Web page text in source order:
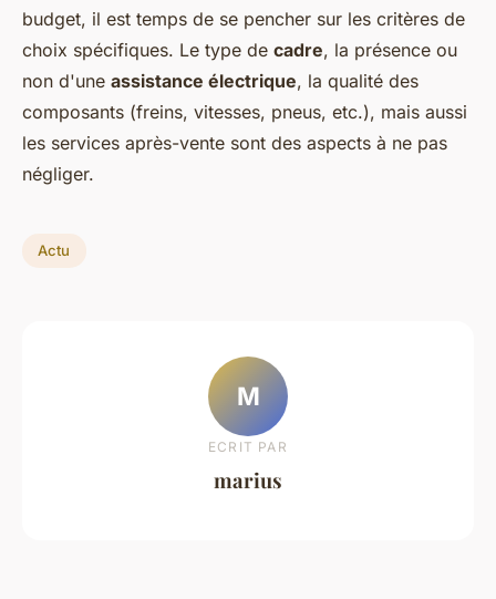
budget, il est temps de se pencher sur les critères de
choix spécifiques. Le type de cadre, la présence ou
non d'une assistance électrique, la qualité des
composants (freins, vitesses, pneus, etc.), mais aussi
les services après-vente sont des aspects à ne pas
négliger.
Actu
M
ECRIT PAR
marius